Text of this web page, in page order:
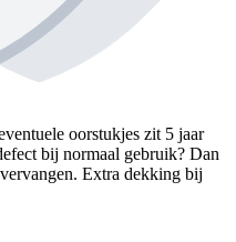
oorstukjes zit 5 jaar
bij normaal gebruik? Dan
Extra dekking bij